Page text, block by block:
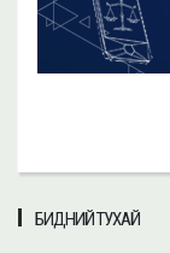
БИДНИЙ ТУХАЙ